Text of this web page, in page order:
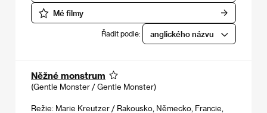
Mé filmy
Řadit podle: anglického názvu
Něžné monstrum
(Gentle Monster / Gentle Monster)
Režie: Marie Kreutzer / Rakousko, Německo, Francie,